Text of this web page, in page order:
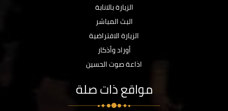
الزيارة بالانابة
البث المباشر
الزيارة الافتراضية
أوراد وأذكار
اذاعة صوت الحسين
مواقع ذات صلة